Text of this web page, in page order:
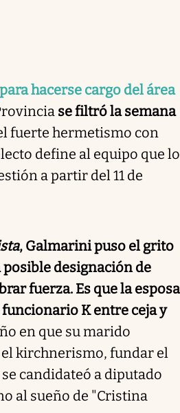
hacerse cargo del área
se filtró la semana
fuerte hermetismo con
define al equipo que lo
a partir del 11 de
, Galmarini puso el grito
posible designación de
fuerza. Es que la esposa
funcionario K entre ceja y
en que su marido
kirchnerismo, fundar el
candidateó a diputado
al sueño de "Cristina